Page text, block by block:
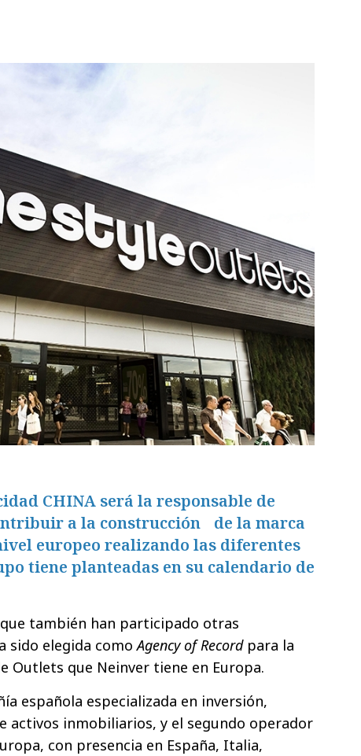
CHINA será la responsable de
a la construcción de la marca
europeo realizando las diferentes
tiene planteadas en su calendario de
también han participado otras
sido elegida comoAgency of Record para la
Outlets que Neinver tiene en Europa.
española especializada en inversión,
inmobiliarios, y el segundo operador
con presencia en España, Italia,